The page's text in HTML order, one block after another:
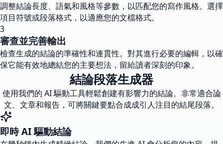
調整結論長度、語氣和風格等參數，以匹配您的寫作風格。選擇
項目符號或段落格式，以適應您的文檔格式。
3
審查並完善輸出
檢查生成的結論的準確性和連貫性。對其進行必要的編輯，以確
保它能有效地總結您的主要想法，留給讀者深刻的印象。
結論段落生成器
使用我們的 AI 驅動工具輕鬆創建有影響力的結論。非常適合論
文、文章和報告，可將關鍵要點合成成引人注目的結尾段落。
即時 AI 驅動結論